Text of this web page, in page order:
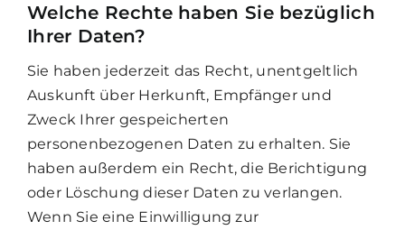
Welche Rechte haben Sie bezüglich
Ihrer Daten?
Sie haben jederzeit das Recht, unentgeltlich
Auskunft über Herkunft, Empfänger und
Zweck Ihrer gespeicherten
personenbezogenen Daten zu erhalten. Sie
haben außerdem ein Recht, die Berichtigung
oder Löschung dieser Daten zu verlangen.
Wenn Sie eine Einwilligung zur